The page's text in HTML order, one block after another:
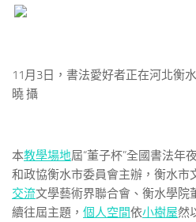
11月3日，書法愛好者正在河北
曉 攝
本教學場地屆“董子杯”全國書法年夜
和政協衡水市委員會主辦，衡水市
交流文學藝術界聯合會、衡水學院
續往屆主題， 個人空間依小樹屋然